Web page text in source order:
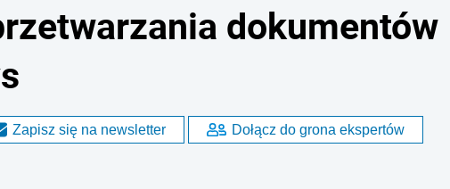
dokumentów
Zapisz się na newsletter Dołącz do grona ekspertów